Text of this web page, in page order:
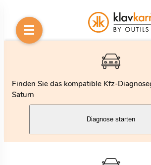
Finden Sie das kompatible Kfz-
Saturn
Diagnose starten